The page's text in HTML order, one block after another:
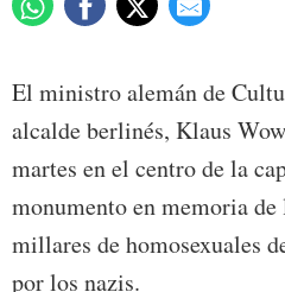
El ministro alemán de
alcalde berlinés, Klaus
martes en el centro de la
monumento en memoria
millares de homosexuales
por los nazis.